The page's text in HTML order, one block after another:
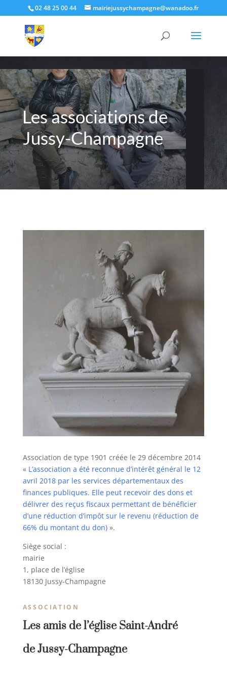
02 48 25 00 44 mairiejussychampagne@wanadoo.fr
Les associations de
Jussy-Champagne
Association de type 1901 créée le 29 décembre 2014
« L’association a été reconnue d’intérêt général le 12
avril 2018 par les services départementaux des
finances publiques. Elle peut recevoir des dons et
délivrer des reçus fiscaux permettant de bénéficier
d’une réduction d’impôt sur le revenu (réduction de
66% du montant du don) ».
Siège social :
mairie
1, place de l’église
18130 Jussy-Champagne
ASSOCIATION
Les amis de l’église Saint-André
de Jussy-Champagne